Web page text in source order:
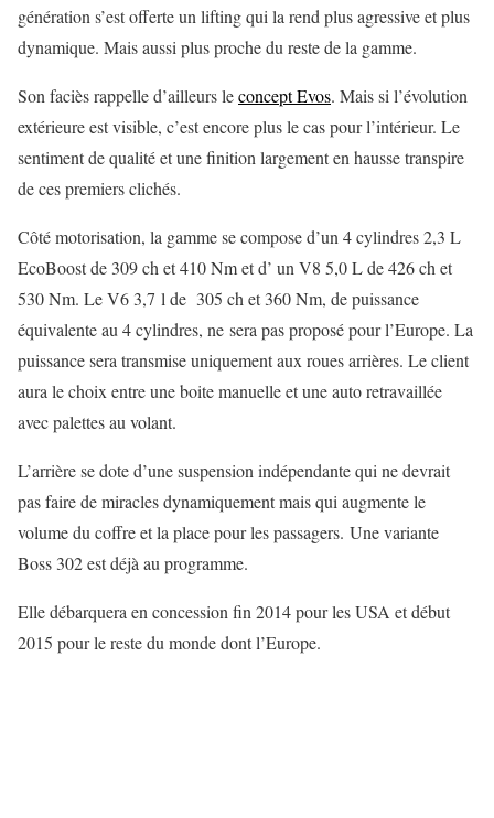
génération s’est offerte un lifting qui la rend plus agressive et plus
dynamique. Mais aussi plus proche du reste de la gamme.
Son faciès rappelle d’ailleurs leconcept Evos. Mais si l’évolution
extérieure est visible, c’est encore plus le cas pour l’intérieur. Le
sentiment de qualité et une finition largement en hausse transpire
de ces premiers clichés.
Côté motorisation, la gamme se compose d’un 4 cylindres 2,3 L
EcoBoost de 309 ch et 410 Nm et d’ un V8 5,0 L de 426 ch et
530 Nm. Le V6 3,7 l de 305 ch et 360 Nm, de puissance
équivalente au 4 cylindres, ne sera pas proposé pour l’Europe. La
puissance sera transmise uniquement aux roues arrières. Le client
aura le choix entre une boite manuelle et une auto retravaillée
avec palettes au volant.
L’arrière se dote d’une suspension indépendante qui ne devrait
pas faire de miracles dynamiquement mais qui augmente le
volume du coffre et la place pour les passagers. Une variante
Boss 302 est déjà au programme.
Elle débarquera en concession fin 2014 pour les USA et début
2015 pour le reste du monde dont l’Europe.